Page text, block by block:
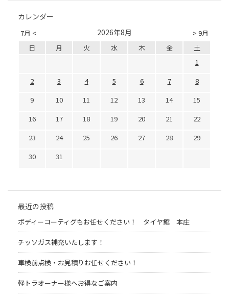
カレンダー
7月 < > 9月
2026年8月
日 月 火 水 木 金
土
1
2
3 4 5 6 7
8
9
10 11 12 13 14
15
16
17 18 19 20 21
22
23
24 25 26 27 28
29
30
31
最近の投稿
ボディーコーティグもお任せください！ タイヤ館 本庄
チッソガス補充いたします！
車検前点検・お見積りお任せください！
軽トラオーナー様へお得なご案内